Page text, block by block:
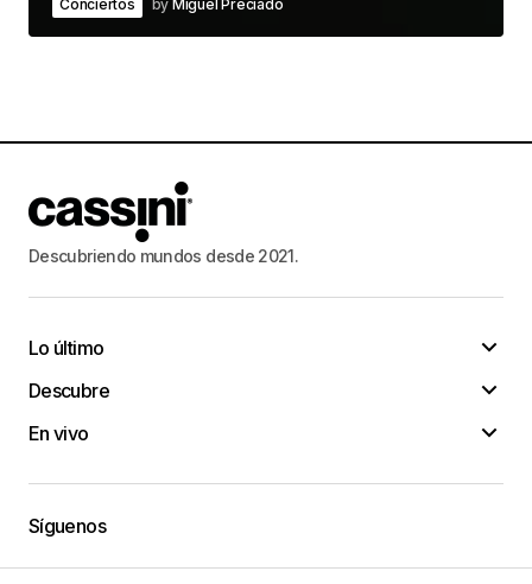
Conciertos by Miguel Preciado
Descubriendo mundos desde 2021.
Lo último
Descubre
En vivo
Síguenos